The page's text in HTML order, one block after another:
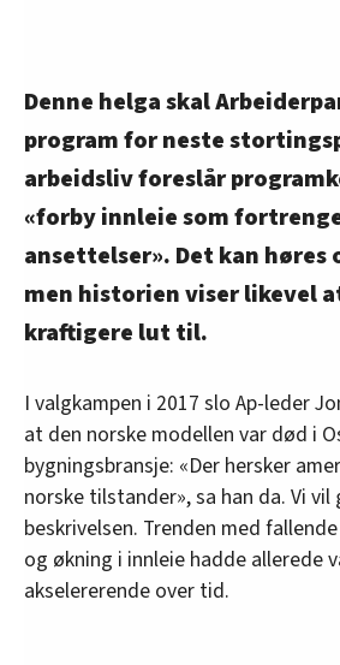
Denne helga skal
program for neste
arbeidsliv foreslår
«forby innleie som
ansettelser». Det kan
men historien viser likevel
kraftigere lut til.
I valgkampen i 2017 slo Ap-leder
at den norske modellen var død i
bygningsbransje: «Der hersker
norske tilstander», sa han da. Vi
beskrivelsen. Trenden med
og økning i innleie hadde allerede
akselererende over tid.